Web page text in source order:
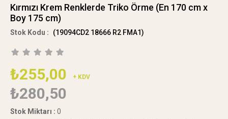
Kırmızı Krem Renklerde Triko Örme (En 170 cm x
Boy 175 cm)
(19094CD2 18666 R2 FMA1)
₺255,00 + KDV
₺280,50
Stok Miktarı : 0